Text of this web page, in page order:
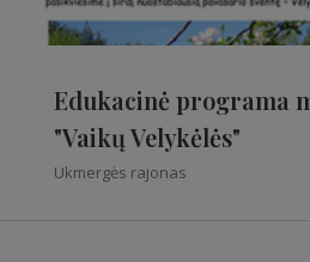
Edukacinė programa
"Vaikų Velykėlės"
Ukmergės rajonas